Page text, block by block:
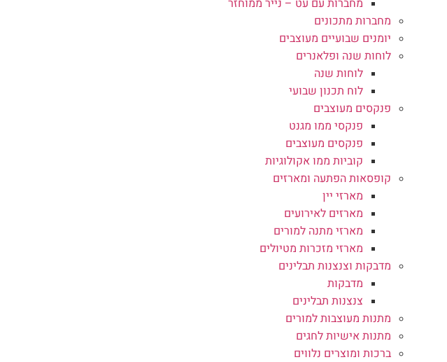
מחברות מתכונים
יומנים שבועיים מעוצבים
לוחות שנה ופלאנרים
לוחות שנה
לוח תכנון שבועי
פנקסים מעוצבים
פנקסי ממו מגנט
פנקסים מעוצבים
קוביות ממו אקולוגיות
קופסאות הפתעה ומארזים
מארזי יין
מארזים לאירועים
מארזי מתנה למורים
מארזי מזכרות מטיולים
מדבקות וצנצנות תבלינים
מדבקות
צנצנות תבלינים
מתנות מעוצבות למורים
מתנות אישיות לחגים
ברכות ומוצרים נלווים